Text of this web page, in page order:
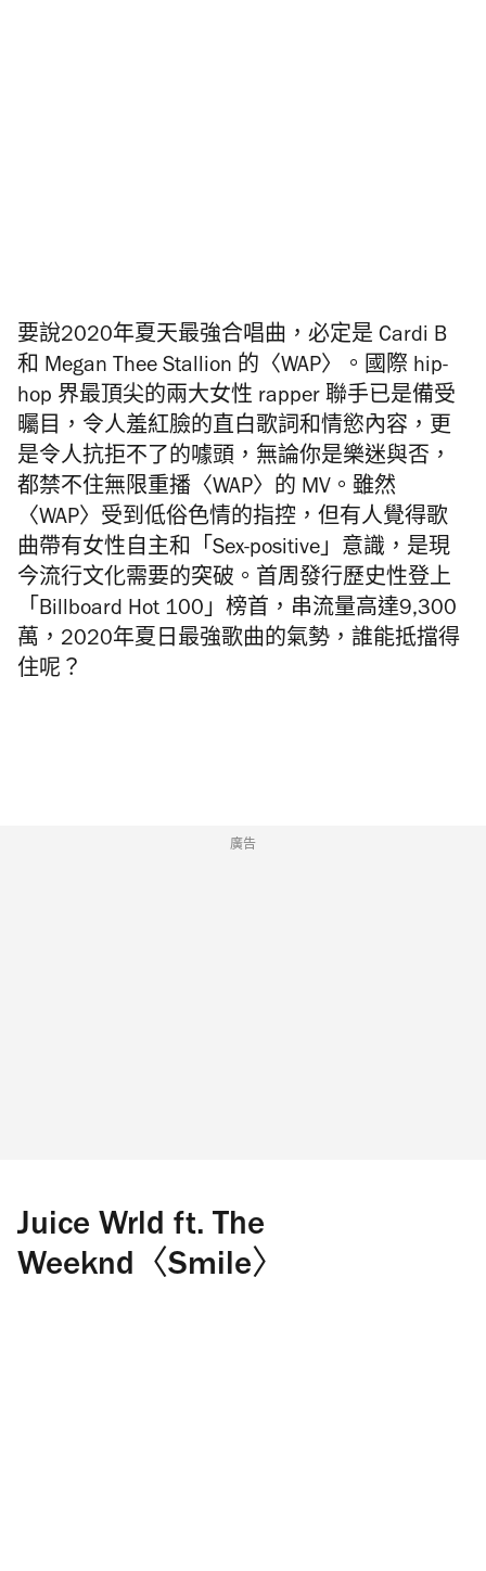
要說2020年夏天最強合唱曲，必定是 Cardi B
和 Megan Thee Stallion 的〈WAP〉。國際 hip-
hop 界最頂尖的兩大女性 rapper 聯手已是備受
曯目，令人羞紅臉的直白歌詞和情慾內容，更
是令人抗拒不了的噱頭，無論你是樂迷與否，
都禁不住無限重播〈WAP〉的 MV。雖然
〈WAP〉受到低俗色情的指控，但有人覺得歌
曲帶有女性自主和「Sex-positive」意識，是現
今流行文化需要的突破。首周發行歷史性登上
「Billboard Hot 100」榜首，串流量高達9,300
萬，2020年夏日最強歌曲的氣勢，誰能抵擋得
住呢？
廣告
Juice Wrld ft. The
Weeknd〈Smile〉